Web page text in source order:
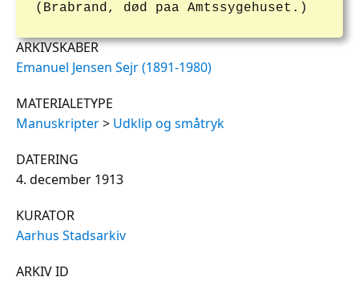
(Brabrand, død paa Amtssygehuset.)
ARKIVSKABER
Emanuel Jensen Sejr (1891-1980)
MATERIALETYPE
Manuskripter> Udklip og småtryk
DATERING
4. december 1913
KURATOR
Aarhus Stadsarkiv
ARKIV ID